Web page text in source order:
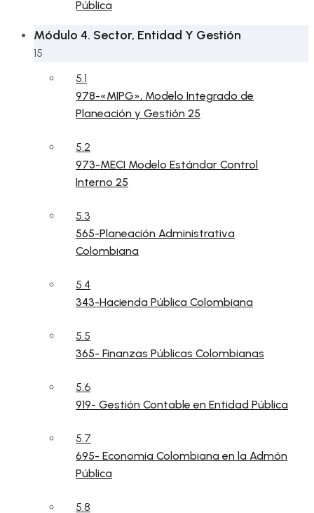
Pública
Módulo 4. Sector, Entidad Y Gestión
15
5.1
978-«MIPG», Modelo Integrado de
Planeación y Gestión 25
5.2
973-MECI Modelo Estándar Control
Interno 25
5.3
565-Planeación Administrativa
Colombiana
5.4
343-Hacienda Pública Colombiana
5.5
365- Finanzas Públicas Colombianas
5.6
919- Gestión Contable en Entidad Pública
5.7
695- Economía Colombiana en la Admón
Pública
5.8